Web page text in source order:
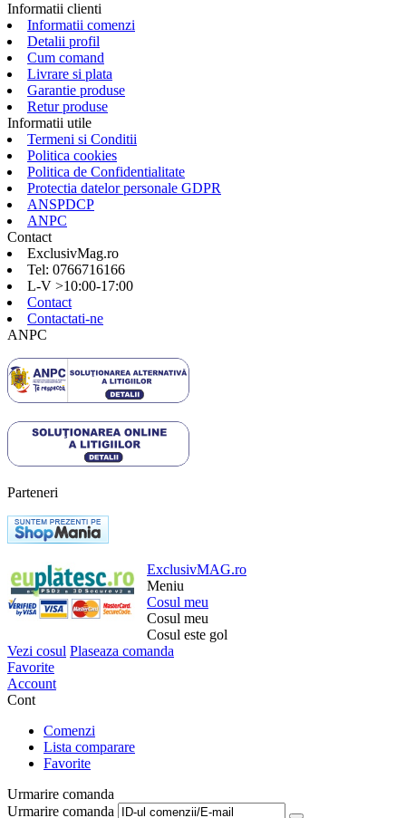
Informatii clienti
Informatii comenzi
Detalii profil
Cum comand
Livrare si plata
Garantie produse
Retur produse
Informatii utile
Termeni si Conditii
Politica cookies
Politica de Confidentialitate
Protectia datelor personale GDPR
ANSPDCP
ANPC
Contact
ExclusivMag.ro
Tel: 0766716166
L-V >10:00-17:00
Contact
Contactati-ne
ANPC
Parteneri
ExclusivMAG.ro
Meniu
Cosul meu
Cosul meu
Cosul este gol
Vezi cosul Plaseaza comanda
Favorite
Account
Cont
Comenzi
Lista comparare
Favorite
Urmarire comanda
Urmarire comanda